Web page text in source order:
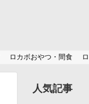
ロカボおやつ・間食
人気記事